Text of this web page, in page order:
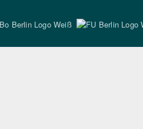
Bo Berlin Logo